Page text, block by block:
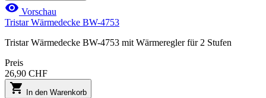
 Vorschau
Tristar Wärmedecke BW-4753
Tristar Wärmedecke BW-4753 mit Wärmeregler für 2 Stufen
Preis
26,90 CHF
 In den Warenkorb